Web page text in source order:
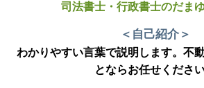
司法書士・行政書士のだま
＜自己紹介＞
わかりやすい言葉で説明します。不
とならお任せください